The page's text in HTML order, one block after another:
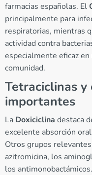
farmacias españolas. El
principalmente para
respiratorias, mientras
actividad contra
especialmente eficaz
comunidad.
Tetraciclinas
importantes
La Doxiciclina destaca
excelente absorción
Otros grupos
azitromicina, los
los